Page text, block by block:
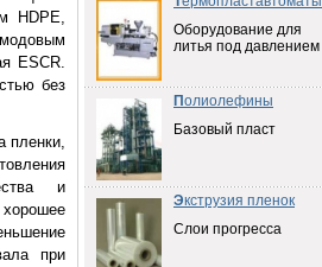
HDPE,
ESCR.
без
пленки,
и
при
Оборудование для
литья под давлением
Полиолефины
Базовый пласт
Экструзия пленок
Слои прогресса